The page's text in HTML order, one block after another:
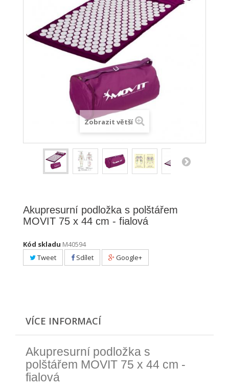
Zobrazit větší
Akupresurní podložka s polštářem
MOVIT 75 x 44 cm - fialová
Kód skladu M40594
Tweet
Sdílet Google+
VÍCE INFORMACÍ
Akupresurní podložka s
polštářem MOVIT 75 x 44 cm -
fialová